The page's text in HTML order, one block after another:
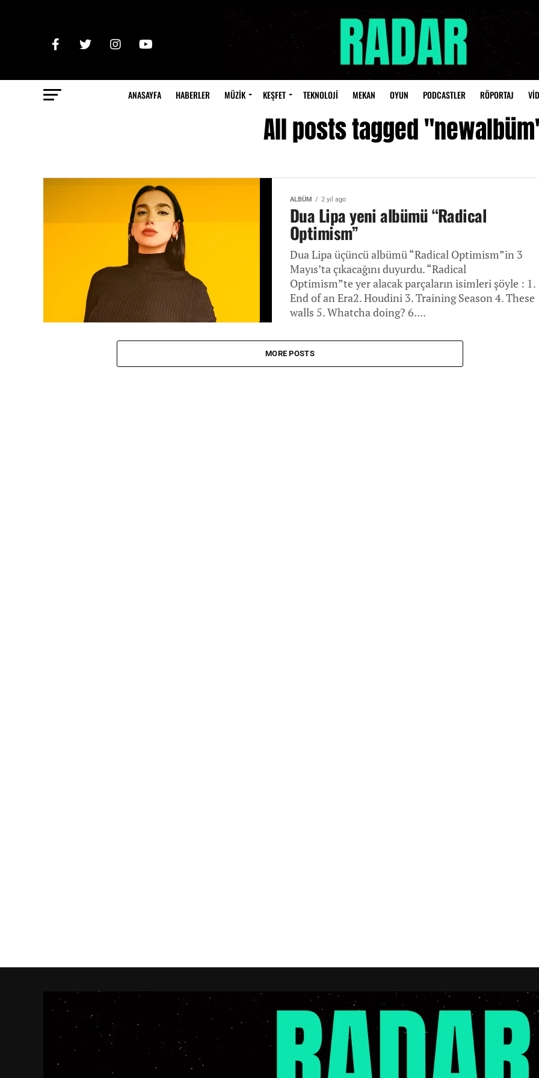
ANASAYFA HABERLER MÜZİK KEŞFET TEKNOLOJİ MEKAN OYUN PODCASTLER RÖPORTAJ
All posts tagged
ALBÜM 2 yıl ago
Dua Lipa yeni albümü “Radical
Optimism”
Dua Lipa üçüncü albümü “Radical Optimism”in 3
Mayıs’ta çıkacağını duyurdu. “Radical
Optimism”te yer alacak parçaların isimleri şöyle : 1.
End of an Era2. Houdini 3. Training Season 4. These
walls 5. Whatcha doing? 6....
MORE POSTS